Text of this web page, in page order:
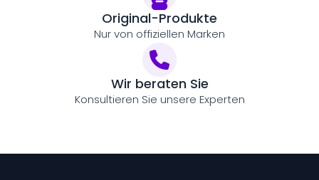
Original-Produkte
Nur von offiziellen Marken
Wir beraten Sie
Konsultieren Sie unsere Experten